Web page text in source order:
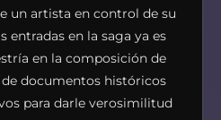
un artista en control de su
entradas en la saga ya es
en la composición de
documentos históricos
para darle verosimilitud